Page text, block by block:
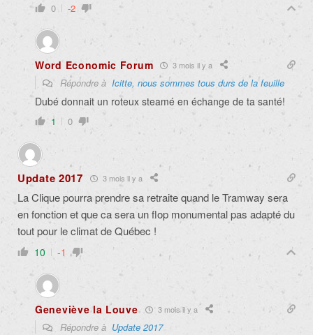
0 -2
Word Economic Forum 3 mois il y a
Répondre à Icitte, nous sommes tous durs de la feuille
Dubé donnait un roteux steamé en échange de ta santé!
1 0
Update 2017 3 mois il y a
La Clique pourra prendre sa retraite quand le Tramway sera
en fonction et que ca sera un flop monumental pas adapté du
tout pour le climat de Québec !
10 -1
Geneviève la Louve 3 mois il y a
Répondre à Update 2017